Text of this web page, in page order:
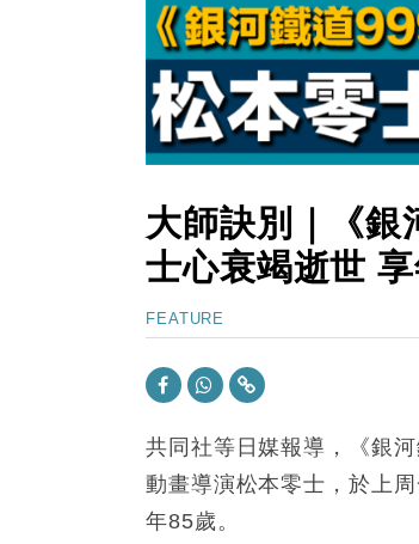
11:12 國際｜特朗普料美伊
15:59 財經｜SA售股自救
大師訣別｜《銀
士心衰竭逝世
FEATURE
共同社等日媒報導，《銀
動畫導演松本零士，於上
年85歲。